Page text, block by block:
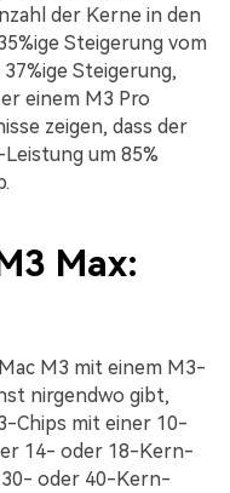
der Kerne in den
Steigerung vom
Steigerung,
einem M3 Pro
zeigen, dass der
um 85%
Max:
M3 mit einem M3-
nirgendwo gibt,
Chips mit einer 10-
14- oder 18-Kern-
30- oder 40-Kern-